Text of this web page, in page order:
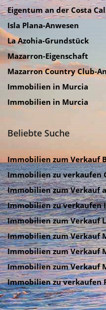
Eigentum an der Costa
Isla Plana-Anwesen
La Azohia-Grundstück
Mazarron-Eigenschaft
Mazarron Country Club-
Immobilien in Murcia
Immobilien in Murcia
Beliebte Suche
Immobilien zum Verkauf
Immobilien zu verkaufen
Immobilien zum Verkauf
Immobilien zu verkaufen
Immobilien zum Verkauf
Immobilien zum Verkauf
Immobilien zum Verkauf
Immobilien zum Verkauf
Immobilien zu verkaufen